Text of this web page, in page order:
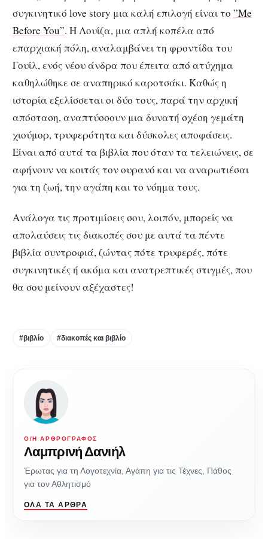
συγκινητικό love story μια καλή επιλογή είναι το ”Me
Before You”. Η Λουίζα, μια απλή κοπέλα από
επαρχιακή πόλη, αναλαμβάνει τη φροντίδα του
Γουίλ, ενός νέου άνδρα που έπειτα από ατύχημα
καθηλώθηκε σε αναπηρικό καροτσάκι. Καθώς η
ιστορία εξελίσσεται οι δύο τους, παρά την αρχική
απόσταση, αναπτύσσουν μια δυνατή σχέση γεμάτη
χιούμορ, τρυφερότητα και δύσκολες αποφάσεις.
Είναι από αυτά τα βιβλία που όταν τα τελειώνεις, σε
αφήνουν να κοιτάς τον ουρανό και να αναρωτιέσαι
για τη ζωή, την αγάπη και το νόημα τους.
Ανάλογα τις προτιμίσεις σου, λοιπόν, μπορείς να
απολαύσεις τις διακοπές σου με αυτά τα πέντε
βιβλία συντροφιά, ζώντας πότε τρυφερές, πότε
συγκινητικές ή ακόμα και ανατρεπτικές στιγμές, που
θα σου μείνουν αξέχαστες!
#βιβλίο #διακοπές και βιβλίο
Ο/Η ΑΡΘΡΟΓΡΆΦΟΣ
Λαμπρινή Δανιήλ
Έρωτας για τη Λογοτεχνία, Αγάπη για τις Τέχνες, Πάθος
για τον Αθλητισμό
ΌΛΑ ΤΑ ΆΡΘΡΑ